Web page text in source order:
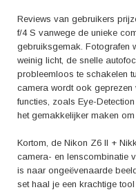
Reviews van gebruikers
f/4 S vanwege de unieke
gebruiksgemak. Fotografen
weinig licht, de snelle
probleemloos te schakelen
camera wordt ook geprezen
functies, zoals Eye-
het gemakkelijker maken
Kortom, de Nikon Z6 II +
camera- en lenscombinatie
is naar ongeëvenaarde
set haal je een krachtige